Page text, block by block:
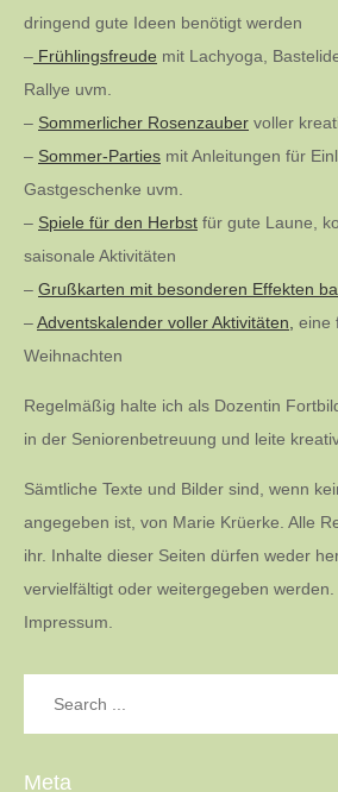
dringend gute Ideen benötigt werden
– Frühlingsfreude mit Lachyoga,
Rallye uvm.
– Sommerlicher Rosenzauber voller
– Sommer-Parties mit Anleitungen für
Gastgeschenke uvm.
– Spiele für den Herbst für gute Laune,
saisonale Aktivitäten
– Grußkarten mit besonderen Effekten
–Adventskalender voller Aktivitäten, eine
Weihnachten
Regelmäßig halte ich als Dozentin
in der Seniorenbetreuung und leite
Sämtliche Texte und Bilder sind, wenn
angegeben ist, von Marie Krüerke. Alle
ihr. Inhalte dieser Seiten dürfen weder
vervielfältigt oder weitergegeben
Impressum.
Meta